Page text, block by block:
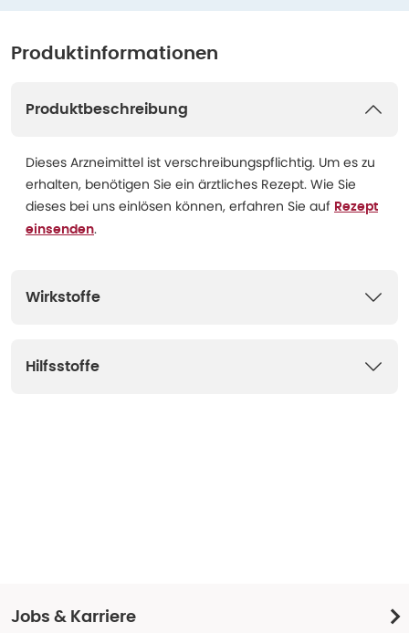
Produktinformationen
Produktbeschreibung
Dieses Arzneimittel ist verschreibungspflichtig. Um es zu
erhalten, benötigen Sie ein ärztliches Rezept. Wie Sie
dieses bei uns einlösen können, erfahren Sie auf Rezept
einsenden.
Wirkstoffe
Hilfsstoffe
Jobs & Karriere